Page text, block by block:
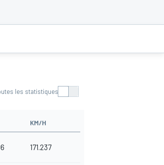
les statistiques
KM/H
171.237